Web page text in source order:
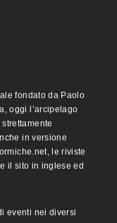
fondato da Paolo
oggi l’arcipelago
in versione
le riviste
il sito in inglese ed
eventi nei diversi